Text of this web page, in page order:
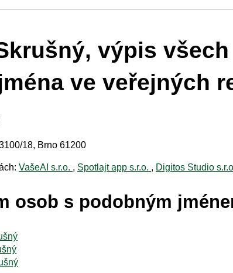
výpis
ve veřejných
18, Brno 61200
VašeAI s.r.o. , Spotlajt app s.r.o. , Digitos Studio
osob s podobným